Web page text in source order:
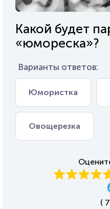
Какой будет
«юмореска»?
Варианты ответов:
Юмористка
Овощерезка
(